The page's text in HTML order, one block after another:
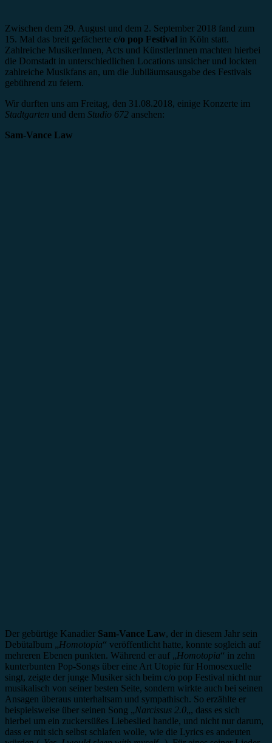
Zwischen dem 29. August und dem 2. September 2018 fand zum
15. Mal das breit gefächerte c/o pop Festival in Köln statt.
Zahlreiche MusikerInnen, Acts und KünstlerInnen machten hierbei
die Domstadt in unterschiedlichen Locations unsicher und lockten
zahlreiche Musikfans an, um die Jubiläumsausgabe des Festivals
gebührend zu feiern.
Wir durften uns am Freitag, den 31.08.2018, einige Konzerte im
Stadtgarten und dem Studio 672 ansehen:
Sam-Vance Law
Der gebürtige Kanadier Sam-Vance Law, der in diesem Jahr sein
Debütalbum „Homotopia“ veröffentlicht hatte, konnte sogleich auf
mehreren Ebenen punkten. Während er auf „Homotopia“ in zehn
kunterbunten Pop-Songs über eine Art Utopie für Homosexuelle
singt, zeigte der junge Musiker sich beim c/o pop Festival nicht nur
musikalisch von seiner besten Seite, sondern wirkte auch bei seinen
Ansagen überaus unterhaltsam und sympathisch. So erzählte er
beispielsweise über seinen Song „Narcissus 2.0„, dass es sich
hierbei um ein zuckersüßes Liebeslied handle, und nicht nur darum,
dass er mit sich selbst schlafen wolle, wie die Lyrics es andeuten